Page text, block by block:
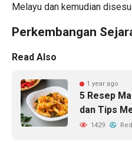
Melayu dan kemudian
Perkembangan
Read Also
1 year ago
5 Resep
dan Tips
1429